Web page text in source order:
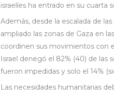
israelíes ha entrado en su cuarta
Además, desde la escalada de
ampliado las zonas de Gaza en
coordinen sus movimientos con
Israel denegó el 82% (40) de las
fueron impedidas y solo el 14%
Las necesidades humanitarias